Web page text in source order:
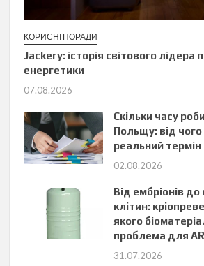
КОРИСНІ ПОРАДИ
Jackery: історія світового лідера
енергетики
07.08.2026
Скільки часу
Польщу: від
реальний термін
02.08.2026
Від ембріонів
клітин:
якого
проблема для
31.07.2026